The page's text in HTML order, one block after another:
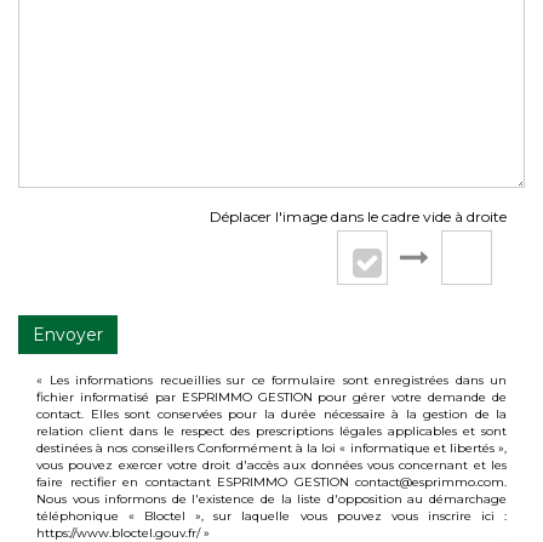
Déplacer l'image dans le cadre vide à droite
Envoyer
« Les informations recueillies sur ce formulaire sont enregistrées dans un
fichier informatisé par ESPRIMMO GESTION pour gérer votre demande de
contact. Elles sont conservées pour la durée nécessaire à la gestion de la
relation client dans le respect des prescriptions légales applicables et sont
destinées à nos conseillers Conformément à la loi « informatique et libertés »,
vous pouvez exercer votre droit d'accès aux données vous concernant et les
faire rectifier en contactant ESPRIMMO GESTION contact@esprimmo.com.
Nous vous informons de l'existence de la liste d'opposition au démarchage
téléphonique « Bloctel », sur laquelle vous pouvez vous inscrire ici :
https://www.bloctel.gouv.fr/»